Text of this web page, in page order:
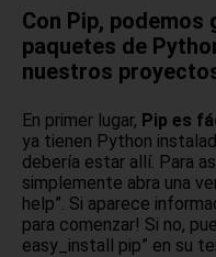
Con Pip,
paquetes de
nuestros
En primer lugar, Pip es
ya tienen Python
debería estar allí. Para
simplemente abra una
help”. Si aparece
para comenzar! Si no,
easy_install pip” en su